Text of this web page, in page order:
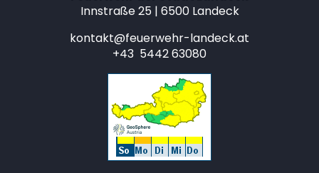
Innstraße 25 | 6500 Landeck
kontakt@feuerwehr-landeck.at
+43 5442 63080